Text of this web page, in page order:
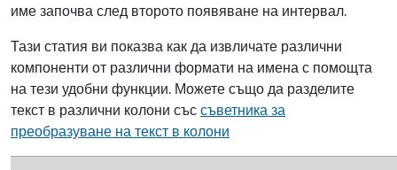
име започва след второто появяване на интервал.
Тази статия ви показва как да извличате различни
компоненти от различни формати на имена с помощта
на тези удобни функции. Можете също да разделите
текст в различни колони съссъветника за
преобразуване на текст в колони